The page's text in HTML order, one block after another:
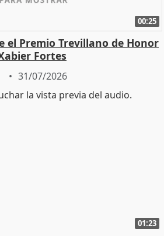
00:25
el Premio Trevillano de Honor
Fortes
31/07/2026
01:23